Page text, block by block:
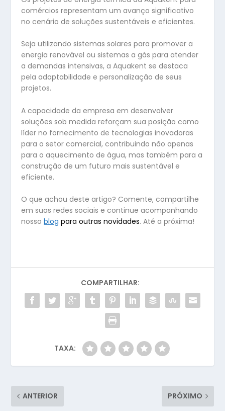
comércios representam um avanço significativo
no cenário de soluções sustentáveis e eficientes.
Seja utilizando sistemas solares para promover a
energia renovável ou sistemas a gás para atender
a demandas intensivas, a Aquakent se destaca
pela adaptabilidade e personalização de seus
projetos.
A capacidade da empresa em desenvolver
soluções sob medida reforçam sua posição como
líder no fornecimento de tecnologias inovadoras
para o setor comercial, contribuindo não apenas
para o aquecimento de água, mas também para a
construção de um futuro mais sustentável e
eficiente.
O que achou deste artigo? Comente, compartilhe
em suas redes sociais e continue acompanhando
nossoblog para outras novidades. Até a próxima!
COMPARTILHAR:
TAXA:
ANTERIOR PRÓXIMO